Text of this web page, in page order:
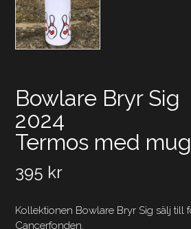
Bowlare Bryr Sig
2024
Termos med
395 kr
Kollektionen Bowlare Bryr Sig sälj till
Cancerfonden.